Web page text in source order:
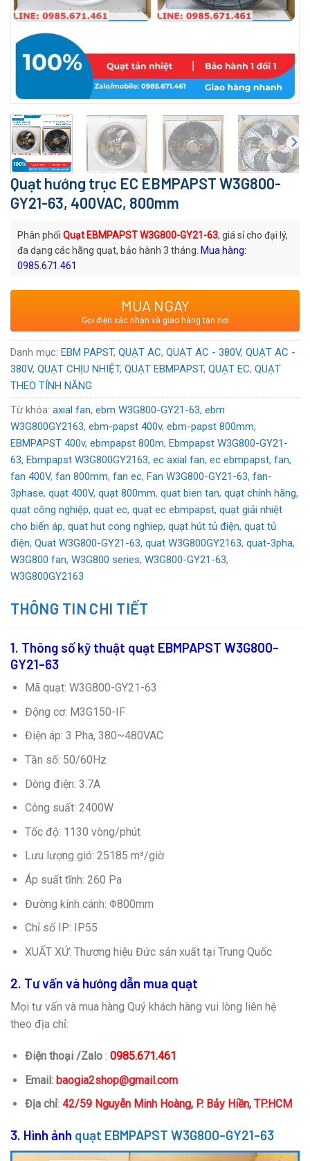
Quạt hướng trục EC EBMPAPST W3G800-
GY21-63, 400VAC, 800mm
Phân phối Quạt EBMPAPST W3G800-GY21-63, giá sỉ cho đại lý,
đa dạng các hãng quạt, bảo hành 3 tháng. Mua hàng:
0985.671.461
: Quạt EC EBMPAPST
: Đức
Voltage:400VAC
MUA NGAY
Gọi điện xác nhận và giao hàng tận nơi
Danh mục: EBM PAPST, QUẠT AC, QUẠT AC - 380V, QUẠT AC -
380V, QUẠT CHỊU NHIỆT, QUẠT EBMPAPST, QUẠT EC, QUẠT
THEO TÍNH NĂNG
Từ khóa: axial fan, ebm W3G800-GY21-63, ebm
W3G800GY2163, ebm-papst 400v, ebm-papst 800mm,
EBMPAPST 400v, ebmpapst 800m, Ebmpapst W3G800-GY21-
63, Ebmpapst W3G800GY2163, ec axial fan, ec ebmpapst, fan,
fan 400V, fan 800mm, fan ec, Fan W3G800-GY21-63, fan-
3phase, quạt 400V, quạt 800mm, quat bien tan, quạt chính hãng,
quạt công nghiệp, quạt ec, quạt ec ebmpapst, quạt giải nhiệt
cho biến áp, quat hut cong nghiep, quạt hút tủ điện, quạt tủ
điện, Quat W3G800-GY21-63, quat W3G800GY2163, quat-3pha,
W3G800 fan, W3G800 series, W3G800-GY21-63,
W3G800GY2163
THÔNG TIN CHI TIẾT
1. Thông số kỹ thuật quạt EBMPAPST W3G800-
GY21-63
Mã quạt: W3G800-GY21-63
Động cơ: M3G150-IF
Điện áp: 3 Pha, 380~480VAC
Tần số: 50/60Hz
Dòng điện: 3.7A
Công suất: 2400W
Tốc độ: 1130 vòng/phút
Lưu lượng gió: 25185 m³/giờ
Áp suất tĩnh: 260 Pa
Đường kính cánh: Φ800mm
Chỉ số IP: IP55
XUẤT XỨ: Thương hiệu Đức sản xuất tại Trung Quốc
2. Tư vấn và hướng dẫn mua quạt
Mọi tư vấn và mua hàng Quý khách hàng vui lòng liên hệ
theo địa chỉ:
Điện thoại /Zalo: 0985.671.461
Email: baogia2shop@gmail.com
Địa chỉ: 42/59 Nguyễn Minh Hoàng, P. Bảy Hiền, TP.HCM
3. Hình ảnh quạt EBMPAPST W3G800-GY21-63